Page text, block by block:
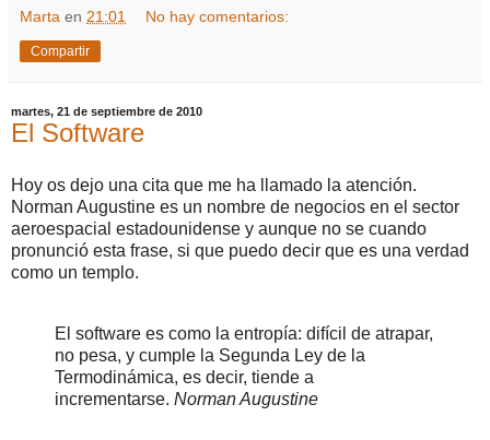
Marta en 21:01 No hay comentarios:
Compartir
martes, 21 de septiembre de 2010
El Software
Hoy os dejo una cita que me ha llamado la atención.
Norman Augustine es un nombre de negocios en el sector
aeroespacial estadounidense y aunque no se cuando
pronunció esta frase, si que puedo decir que es una verdad
como un templo.
El software es como la entropía: difícil de atrapar,
no pesa, y cumple la Segunda Ley de la
Termodinámica, es decir, tiende a
incrementarse. Norman Augustine